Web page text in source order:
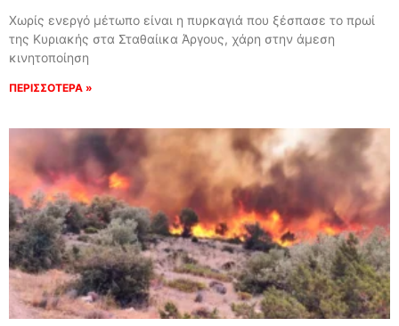
Χωρίς ενεργό μέτωπο είναι η πυρκαγιά που ξέσπασε το πρωί
της Κυριακής στα Σταθαίικα Άργους, χάρη στην άμεση
κινητοποίηση
ΠΕΡΙΣΣΟΤΕΡΑ »